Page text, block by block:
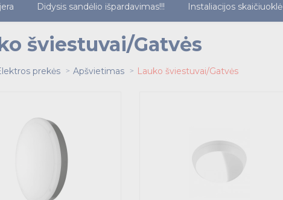
Didysis sandėlio išpardavimas!!! Instaliacijos skaičiuoklė
šviestuvai/Gatvės
prekės Apšvietimas Lauko šviestuvai/Gatvės